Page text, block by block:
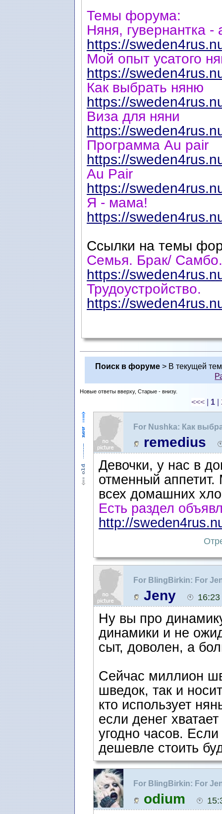
Темы форума:
Няня, гувернантка
https://
Мой опыт усатого
https://
Как выбрать няню
https://
Виза для няни
https://
Программа Au pair
https://
Au Pair
https://
Я - мама!
https://
Ссылки на темы
Семья. Брак/
https://
Трудоустройство.
https://
Поиск в форуме > В текущей
Новые ответы вверху, Старые - внизу.
<<< 1
For Nushka: Как
remedius
Девочки, у нас в
отменный
всех домашних
Есть раздел
http://
For BlingBirkin: For
Jeny 16:23
Ну вы про
динамики и не
сыт, доволен, а
Сейчас миллион
шведок, так и
кто использует
если денег
угодно часов.
дешевле стоить
For BlingBirkin: For
odium